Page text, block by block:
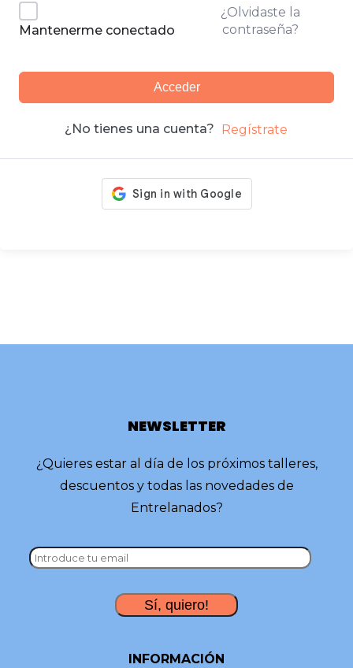
Mantenerme conectado
¿Olvidaste la
contraseña?
Acceder
¿No tienes una cuenta? Regístrate
NEWSLETTER
¿Quieres estar al día de los próximos talleres,
descuentos y todas las novedades de
Entrelanados?
INFORMACIÓN